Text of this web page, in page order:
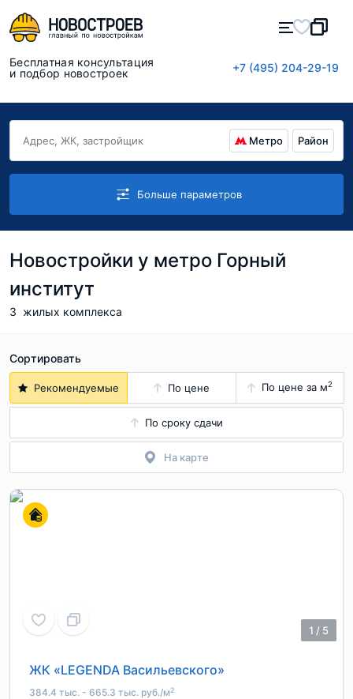
Бесплатная консультация
и подбор новостроек
+7 (495) 204-29-19
Метро Район
Больше параметров
Новостройки у метро Горный
институт
3 жилых комплекса
Сортировать
Рекомендуемые По цене По цене за м2
По сроку сдачи
На карте
1 / 5
ЖК «LEGENDA Васильевского»
384.4 тыс. - 665.3 тыс. руб./м2